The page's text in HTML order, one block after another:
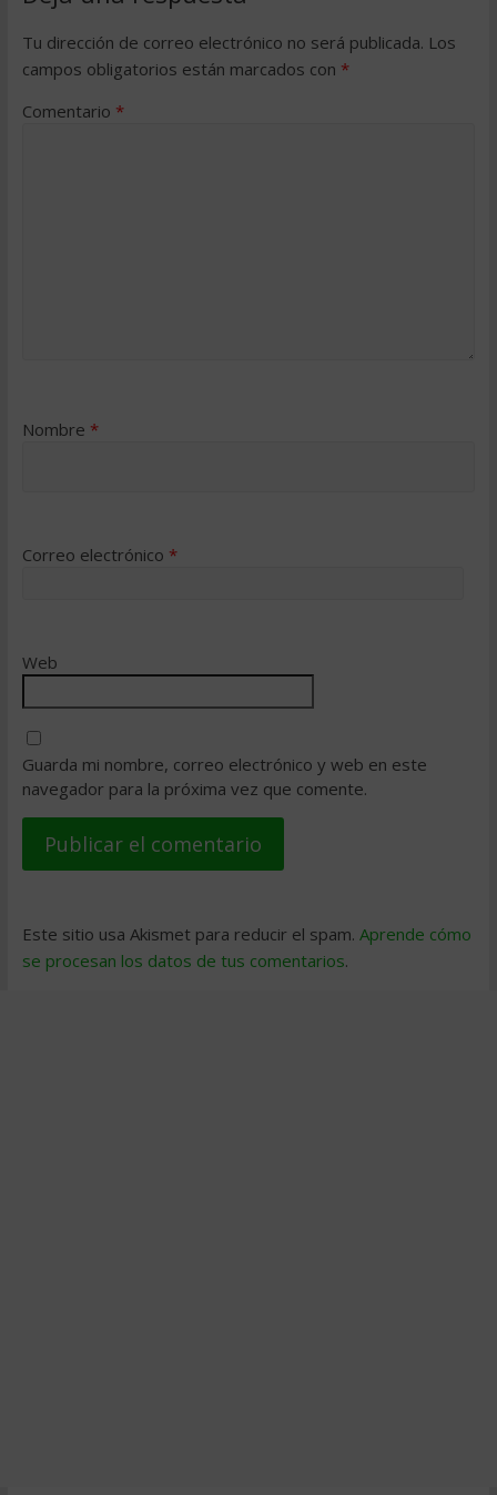
Tu dirección de correo electrónico no será publicada. Los
campos obligatorios están marcados con *
Comentario *
Nombre *
Correo electrónico *
Web
Guarda mi nombre, correo electrónico y web en este
navegador para la próxima vez que comente.
Este sitio usa Akismet para reducir el spam. Aprende cómo
se procesan los datos de tus comentarios.